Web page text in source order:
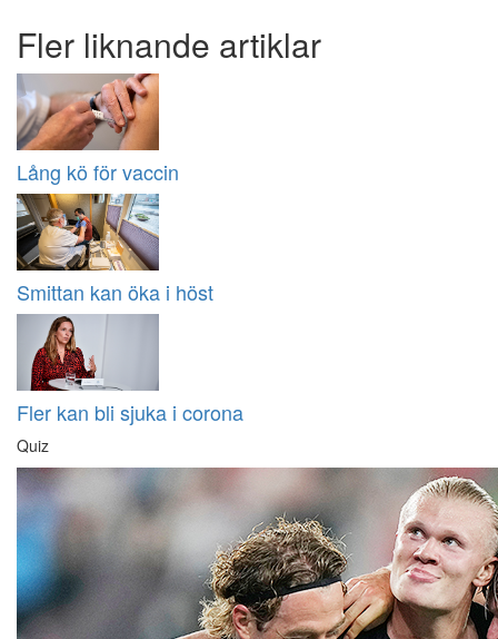
Fler liknande artiklar
Lång kö för vaccin
Smittan kan öka i höst
Fler kan bli sjuka i corona
Quiz